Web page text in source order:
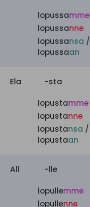
lopussamme
lopussanne
lopussansa /
lopussaan
Ela -sta
lopustamme
lopustanne
lopustansa /
lopustaan
All -lle
lopullemme
lopullenne